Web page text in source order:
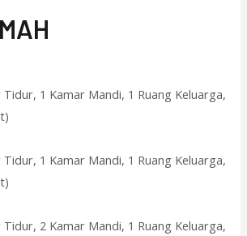
1 Kamar Mandi, 1 Ruang Keluarga,
1 Kamar Mandi, 1 Ruang Keluarga,
2 Kamar Mandi, 1 Ruang Keluarga,